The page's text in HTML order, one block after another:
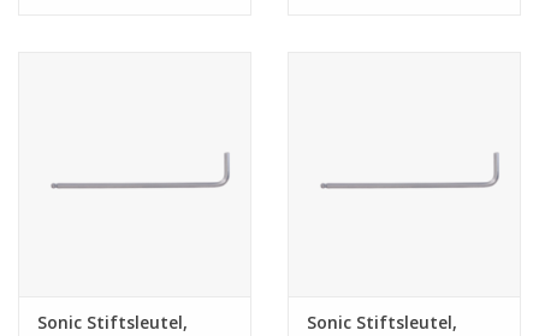
Sonic Stiftsleutel,
Sonic Stiftsleutel,